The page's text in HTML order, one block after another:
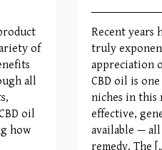
of
all
oil
how
Recent years
truly
appreciation
CBD oil is
niches in this
effective,
available —
remedy. The